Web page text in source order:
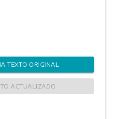
TEXTO ORIGINAL
ACTUALIZADO